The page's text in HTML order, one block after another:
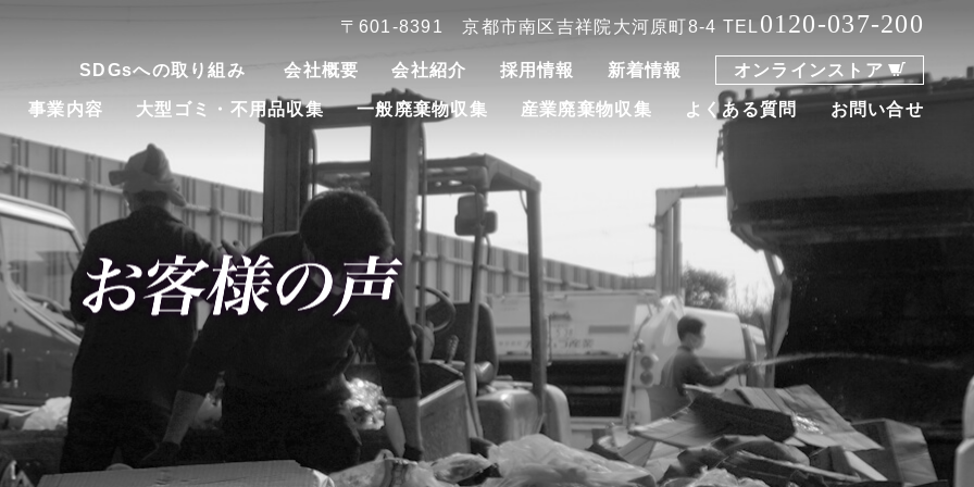
〒601-8391 京都市南区吉祥院大河原町8-4 TEL0120-037-200
SDGsへの取り組み 会社概要 会社紹介 採用情報 新着情報 オンラインストア
事業内容 大型ゴミ・不用品収集 一般廃棄物収集 産業廃棄物収集 よくある質問 お問い合せ